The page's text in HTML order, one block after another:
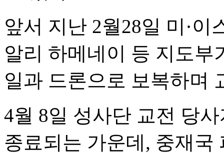
앞서 지난 2월28일 미·
알리 하메네이 등 지도부
일과 드론으로 보복하며
4월 8일 성사단 교전 당
종료되는 가운데, 중재국